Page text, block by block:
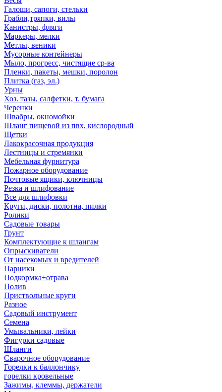
Галоши, сапоги, стельки
Грабли,тряпки, вилы
Канистры, фляги
Маркеры, мелки
Метлы, веники
Мусорные контейнеры
Мыло, прогресс, чистящие ср-ва
Пленки, пакеты, мешки, поролон
Плитка (газ, эл.)
Урны
Хоз. тазы, салфетки, т. бумага
Черенки
Швабры, окномойки
Шланг пищевой из пвх, кислородный
Щетки
Лакокрасочная продукция
Лестницы и стремянки
Мебельная фурнитура
Пожарное оборудование
Почтовые ящики, ключницы
Резка и шлифование
Все для шлифовки
Круги, диски, полотна, пилки
Ролики
Садовые товары
Грунт
Комплектующие к шлангам
Опрыскиватели
От насекомых и вредителей
Парники
Подкормка+отрава
Полив
Приствольные круги
Разное
Садовый инструмент
Семена
Умывальники, лейки
Фигурки садовые
Шланги
Сварочное оборудование
Горелки к баллончику
горелки кровельные
Зажимы, клеммы, держатели